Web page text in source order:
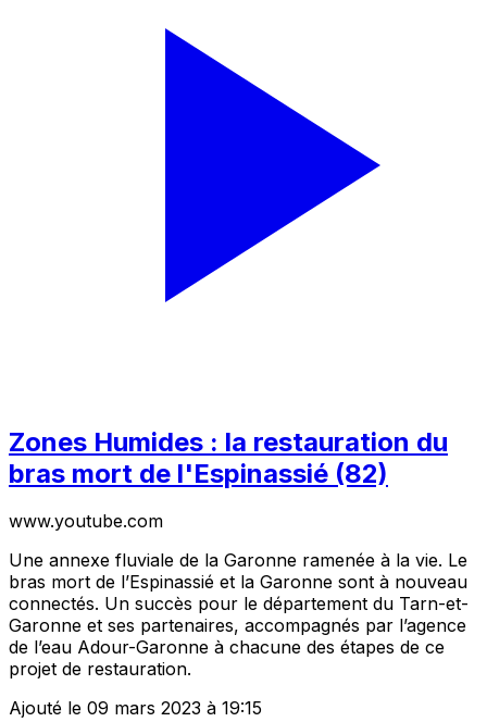
Zones Humides : la restauration du
bras mort de l'Espinassié (82)
www.youtube.com
Une annexe fluviale de la Garonne ramenée à la vie. Le
bras mort de l’Espinassié et la Garonne sont à nouveau
connectés. Un succès pour le département du Tarn-et-
Garonne et ses partenaires, accompagnés par l’agence
de l’eau Adour-Garonne à chacune des étapes de ce
projet de restauration.
Ajouté le 09 mars 2023 à 19:15